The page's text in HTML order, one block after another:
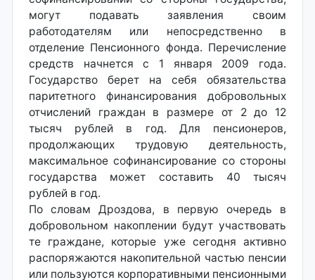
могут подавать заявления своим
работодателям или непосредственно в
отделение Пенсионного фонда. Перечисление
средств начнется с 1 января 2009 года.
Государство берет на себя обязательства
паритетного финансирования добровольных
отчислений граждан в размере от 2 до 12
тысяч рублей в год. Для пенсионеров,
продолжающих трудовую деятельность,
максимальное софинансирование со стороны
государства может составить 40 тысяч
рублей в год.
По словам Дроздова, в первую очередь в
добровольном накоплении будут участвовать
те граждане, которые уже сегодня активно
распоряжаются накопительной частью пенсии
или пользуются корпоративными пенсионными